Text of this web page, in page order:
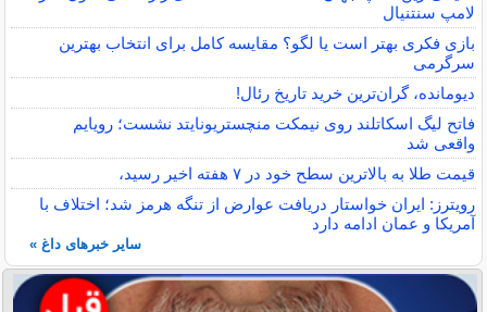
لامپ سنتنیال
بازی فکری بهتر است یا لگو؟ مقایسه کامل برای انتخاب بهترین
سرگرمی
دیومانده، گران‌ترین خرید تاریخ رئال!
فاتح لیگ اسکاتلند روی نیمکت منچستریونایتد نشست؛ رویایم
واقعی شد
قیمت طلا به بالاترین سطح خود در ۷ هفته اخیر رسید،
رویترز: ایران خواستار دریافت عوارض از تنگه هرمز شد؛ اختلاف با
آمریکا و عمان ادامه دارد
سایر خبرهای داغ »